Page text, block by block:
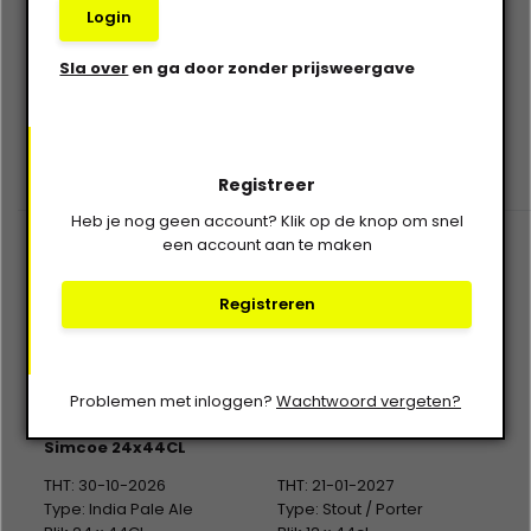
Login
Sla over en ga door zonder prijsweergave
Registreer
Heb je nog geen account? Klik op de knop om snel
een account aan te maken
Registreren
Problemen met inloggen? Wachtwoord vergeten?
Statiegeld: Blik 12x0,15
Op voorraad
€--,-- €--,-- Excl. btw
€--,-- €--,-- Excl. btw
Brouwerij Kees
Simcoe 24x44CL
THT: 30-10-2026
Type: India Pale Ale
Schwarze Rose
THT: 21-01-2027
Type: Stout / Porter